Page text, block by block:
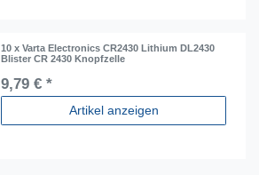
10 x Varta Electronics CR2430 Lithium DL2430
Blister CR 2430 Knopfzelle
9,79 € *
Artikel anzeigen